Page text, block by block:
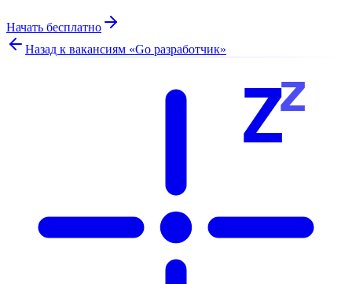
Начать бесплатно
Назад к вакансиям «Go разработчик»
Zz